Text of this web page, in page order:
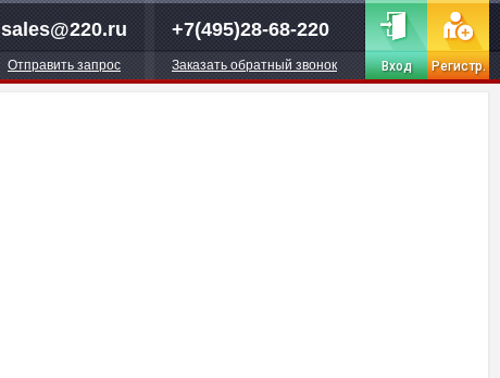
sales@220.ru
Отправить запрос
+7(495)28-68-220
Заказать обратный звонок Вход Регистр.